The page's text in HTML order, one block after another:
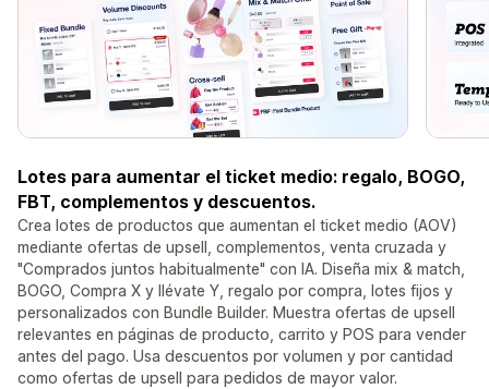
Lotes para aumentar el ticket medio: regalo, BOGO,
FBT, complementos y descuentos.
Crea lotes de productos que aumentan el ticket medio (AOV)
mediante ofertas de upsell, complementos, venta cruzada y
"Comprados juntos habitualmente" con IA. Diseña mix & match,
BOGO, Compra X y llévate Y, regalo por compra, lotes fijos y
personalizados con Bundle Builder. Muestra ofertas de upsell
relevantes en páginas de producto, carrito y POS para vender
antes del pago. Usa descuentos por volumen y por cantidad
como ofertas de upsell para pedidos de mayor valor.